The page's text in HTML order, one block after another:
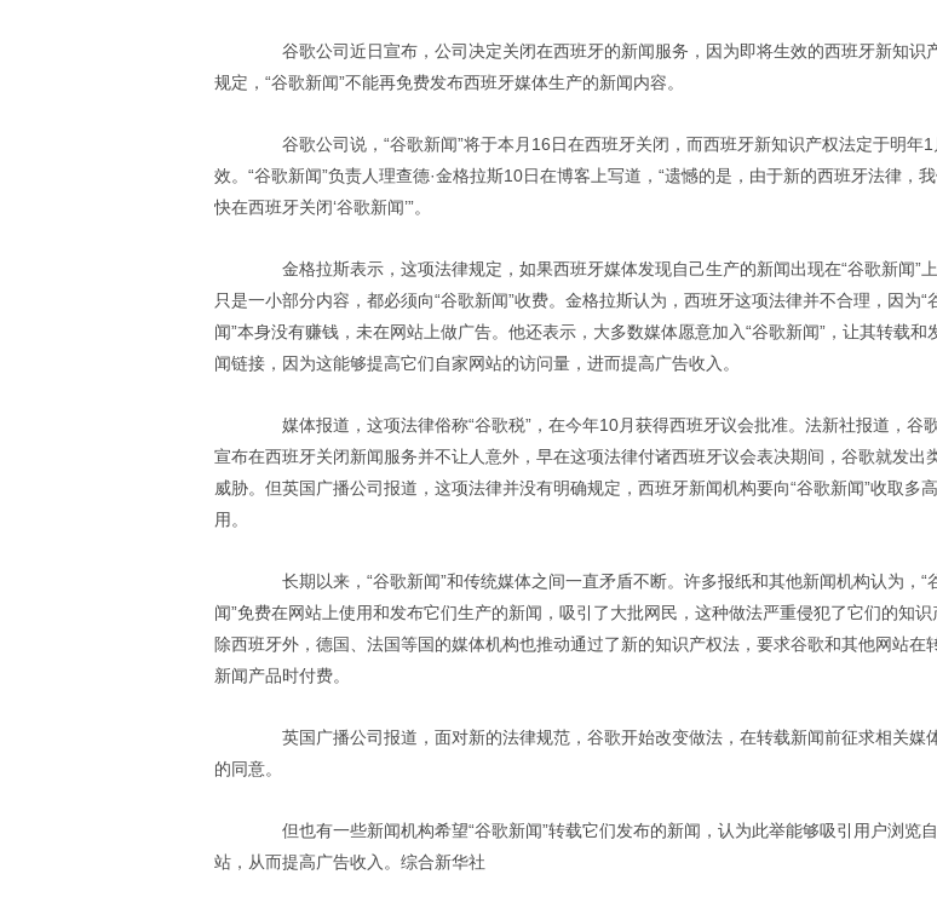
谷歌公司近日宣布，公司决定关闭在西班牙的新闻服务，因为即将生效的西班牙新知识
规定，“谷歌新闻”不能再免费发布西班牙媒体生产的新闻内容。
谷歌公司说，“谷歌新闻”将于本月16日在西班牙关闭，而西班牙新知识产权法定于明年1
效。“谷歌新闻”负责人理查德·金格拉斯10日在博客上写道，“遗憾的是，由于新的西班牙法律，
快在西班牙关闭‘谷歌新闻’”。
金格拉斯表示，这项法律规定，如果西班牙媒体发现自己生产的新闻出现在“谷歌新闻”
只是一小部分内容，都必须向“谷歌新闻”收费。金格拉斯认为，西班牙这项法律并不合理，因为“
闻”本身没有赚钱，未在网站上做广告。他还表示，大多数媒体愿意加入“谷歌新闻”，让其转载和
闻链接，因为这能够提高它们自家网站的访问量，进而提高广告收入。
媒体报道，这项法律俗称“谷歌税”，在今年10月获得西班牙议会批准。法新社报道，谷
宣布在西班牙关闭新闻服务并不让人意外，早在这项法律付诸西班牙议会表决期间，谷歌就发出
威胁。但英国广播公司报道，这项法律并没有明确规定，西班牙新闻机构要向“谷歌新闻”收取多
用。
长期以来，“谷歌新闻”和传统媒体之间一直矛盾不断。许多报纸和其他新闻机构认为，“
闻”免费在网站上使用和发布它们生产的新闻，吸引了大批网民，这种做法严重侵犯了它们的知识
除西班牙外，德国、法国等国的媒体机构也推动通过了新的知识产权法，要求谷歌和其他网站在
新闻产品时付费。
英国广播公司报道，面对新的法律规范，谷歌开始改变做法，在转载新闻前征求相关媒
的同意。
但也有一些新闻机构希望“谷歌新闻”转载它们发布的新闻，认为此举能够吸引用户浏览
站，从而提高广告收入。综合新华社